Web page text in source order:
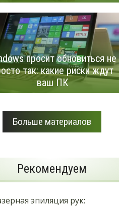
просит обновиться не
так: какие риски ждут
ваш ПК
Больше материалов
Рекомендуем
эпиляция рук: